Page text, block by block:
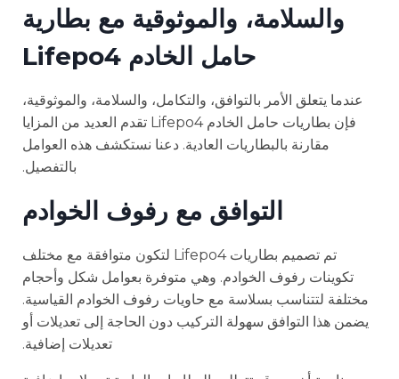
والسلامة، والموثوقية مع بطارية
حامل الخادم Lifepo4
عندما يتعلق الأمر بالتوافق، والتكامل، والسلامة، والموثوقية،
فإن بطاريات حامل الخادم Lifepo4 تقدم العديد من المزايا
مقارنة بالبطاريات العادية. دعنا نستكشف هذه العوامل
بالتفصيل.
التوافق مع رفوف الخوادم
تم تصميم بطاريات Lifepo4 لتكون متوافقة مع مختلف
تكوينات رفوف الخوادم. وهي متوفرة بعوامل شكل وأحجام
مختلفة لتتناسب بسلاسة مع حاويات رفوف الخوادم القياسية.
يضمن هذا التوافق سهولة التركيب دون الحاجة إلى تعديلات أو
تعديلات إضافية.